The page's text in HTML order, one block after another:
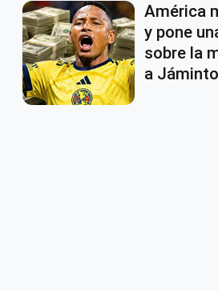
América
y pone
sobre la
a